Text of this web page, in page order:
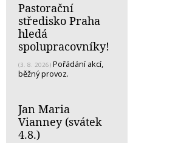
Pastorační
středisko Praha
hledá
spolupracovníky!
(3. 8. 2026) Pořádání akcí,
běžný provoz.
Jan Maria
Vianney (svátek
4.8.)